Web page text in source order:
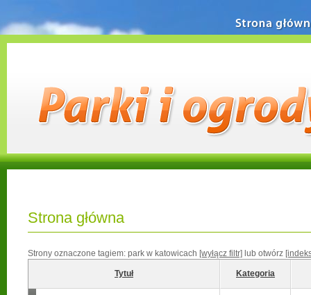
Strona główna
Strony oznaczone tagiem: park w katowicach [wyłącz filtr] lub otwórz
Tytuł Kategoria
Strona główna